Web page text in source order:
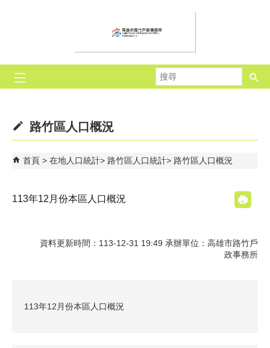
尋
路竹區人口概況
首頁 在地人口統計 路竹區人口統計 路竹區人口概況
113年12月份本區人口概況
資料更新時間：113-12-31 19:49 承辦單位：高雄市路竹戶
政事務所
113年12月份本區人口概況